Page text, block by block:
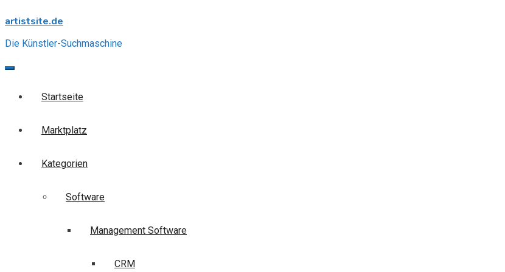
to
artistsite.de
Die Künstler-Suchmaschine
Startseite
Marktplatz
Kategorien
Software
Management Software
CRM